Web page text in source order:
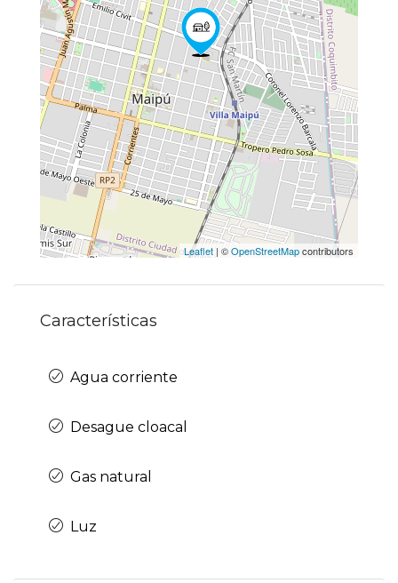
Leaflet | ©OpenStreetMapcontributors
Características
Agua corriente
Desague cloacal
Gas natural
Luz